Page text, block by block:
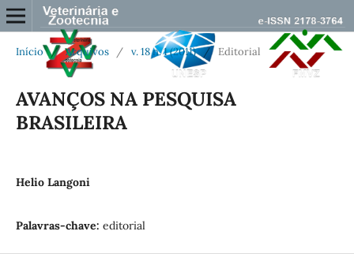
Início / Arquivos / v. 18 n. 1 (2011) / Editorial
AVANÇOS NA PESQUISA
BRASILEIRA
Helio Langoni
Palavras-chave: editorial